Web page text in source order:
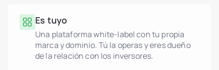
Es tuyo
Una plataforma white-label con tu propia
marca y dominio. Tú la operas y eres dueño
de la relación con los inversores.